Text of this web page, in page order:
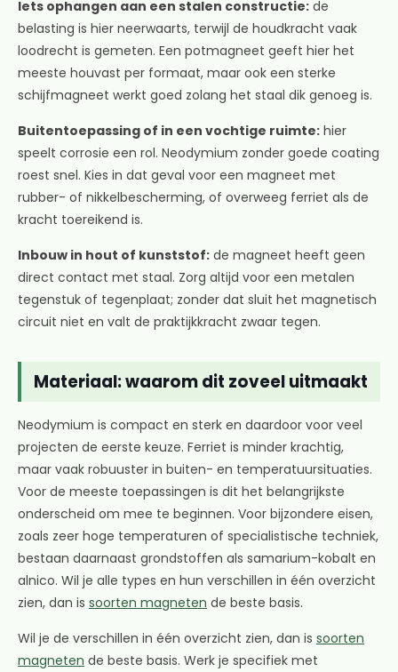
Iets ophangen aan een stalen constructie: de
belasting is hier neerwaarts, terwijl de houdkracht vaak
loodrecht is gemeten. Een potmagneet geeft hier het
meeste houvast per formaat, maar ook een sterke
schijfmagneet werkt goed zolang het staal dik genoeg is.
Buitentoepassing of in een vochtige ruimte: hier
speelt corrosie een rol. Neodymium zonder goede coating
roest snel. Kies in dat geval voor een magneet met
rubber- of nikkelbescherming, of overweeg ferriet als de
kracht toereikend is.
Inbouw in hout of kunststof: de magneet heeft geen
direct contact met staal. Zorg altijd voor een metalen
tegenstuk of tegenplaat; zonder dat sluit het magnetisch
circuit niet en valt de praktijkkracht zwaar tegen.
Materiaal: waarom dit zoveel uitmaakt
Neodymium is compact en sterk en daardoor voor veel
projecten de eerste keuze. Ferriet is minder krachtig,
maar vaak robuuster in buiten- en temperatuursituaties.
Voor de meeste toepassingen is dit het belangrijkste
onderscheid om mee te beginnen. Voor bijzondere eisen,
zoals zeer hoge temperaturen of specialistische techniek,
bestaan daarnaast grondstoffen als samarium-kobalt en
alnico. Wil je alle types en hun verschillen in één overzicht
zien, dan is soorten magneten de beste basis.
Wil je de verschillen in één overzicht zien, dan is soorten
magneten de beste basis. Werk je specifiek met